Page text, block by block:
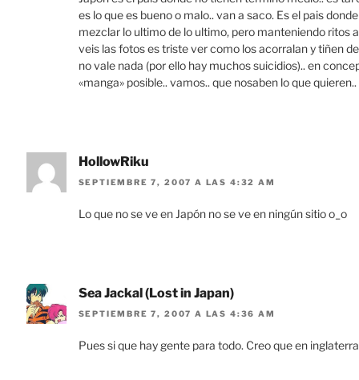
es lo que es bueno o malo.. van a saco. Es el pais
mezclar lo ultimo de lo ultimo, pero manteniendo ritos
veis las fotos es triste ver como los acorralan y tiñen
no vale nada (por ello hay muchos suicidios).. en
«manga» posible.. vamos.. que nosaben lo que
HollowRiku
SEPTIEMBRE 7, 2007 A LAS 4:32 AM
Lo que no se ve en Japón no se ve en ningún sitio o_o
Sea Jackal (Lost in Japan)
SEPTIEMBRE 7, 2007 A LAS 4:36 AM
Pues si que hay gente para todo. Creo que en